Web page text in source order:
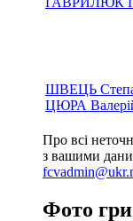
ШВЕЦЬ
ЦЮРА
Про всі
з вашими
Фото гри